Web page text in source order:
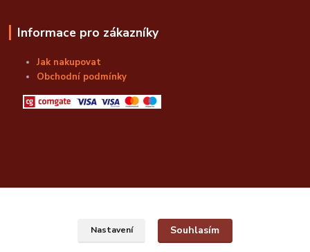
Informace pro zákazníky
Jak nakupovat
Obchodní podmínky
obchod@bozskalahvice.cz
Nastavení Souhlasím